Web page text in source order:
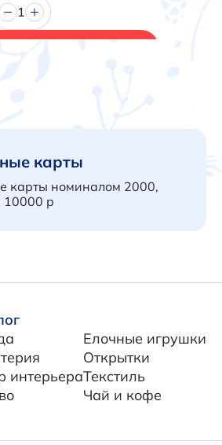
1
карты
карты номиналом 2000,
10000 р
интерьера
Елочные игрушки
Открытки
Текстиль
Чай и кофе